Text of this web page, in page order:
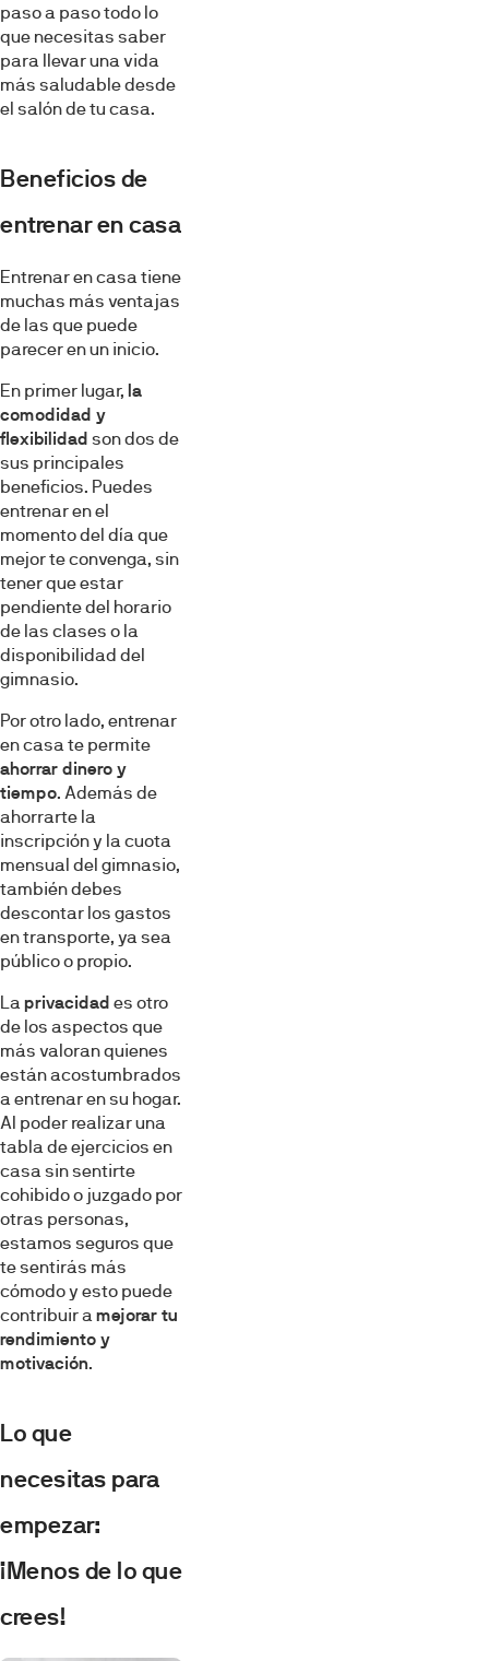
paso a paso todo lo
que necesitas saber
para llevar una vida
más saludable desde
el salón de tu casa.
Beneficios de
entrenar en casa
Entrenar en casa tiene
muchas más ventajas
de las que puede
parecer en un inicio.
En primer lugar, la
comodidad y
flexibilidad son dos de
sus principales
beneficios. Puedes
entrenar en el
momento del día que
mejor te convenga, sin
tener que estar
pendiente del horario
de las clases o la
disponibilidad del
gimnasio.
Por otro lado, entrenar
en casa te permite
ahorrar dinero y
tiempo. Además de
ahorrarte la
inscripción y la cuota
mensual del gimnasio,
también debes
descontar los gastos
en transporte, ya sea
público o propio.
La privacidad es otro
de los aspectos que
más valoran quienes
están acostumbrados
a entrenar en su hogar.
Al poder realizar una
tabla de ejercicios en
casa sin sentirte
cohibido o juzgado por
otras personas,
estamos seguros que
te sentirás más
cómodo y esto puede
contribuir a mejorar tu
rendimiento y
motivación.
Lo que
necesitas para
empezar:
¡Menos de lo que
crees!